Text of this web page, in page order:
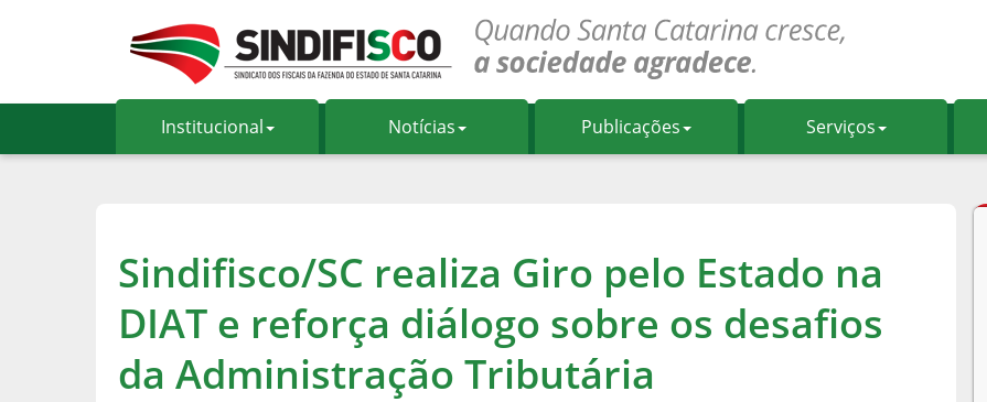
Institucional Notícias Publicações Serviços
Sindifisco/SC realiza Giro pelo Estado na
DIAT e reforça diálogo sobre os desafios
da Administração Tributária